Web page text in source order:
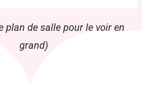
plan de salle pour le voir en
grand)